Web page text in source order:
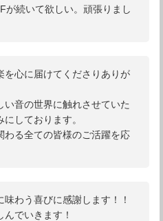
が続いて欲しい。頑張りまし
を心に届けてくださりありが
い音の世界に触れさせていた
しております。
わる全ての皆様のご活躍を応
わう喜びに感謝します！！
でいきます！